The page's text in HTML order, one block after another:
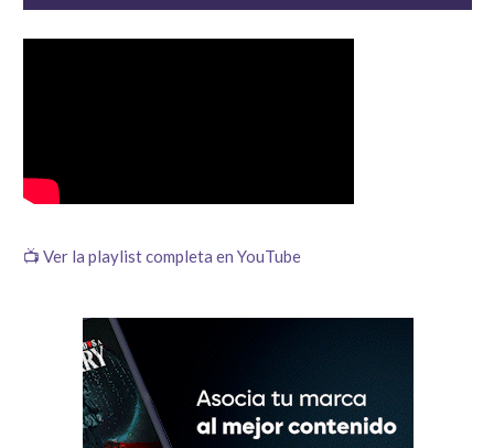
📺 Ver la playlist completa en YouTube